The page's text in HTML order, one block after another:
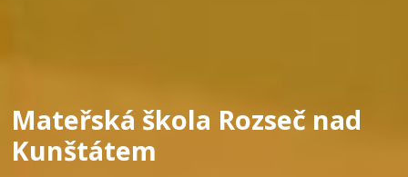
Mateřská škola Rozseč nad
Kunštátem